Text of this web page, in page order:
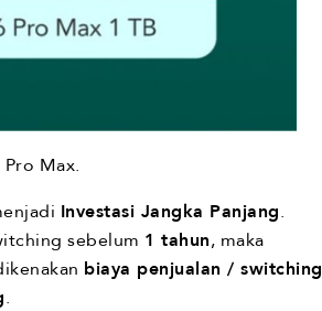
Max.
Investasi Jangka Panjang.
sebelum 1 tahun, maka
biaya penjualan / switching
.